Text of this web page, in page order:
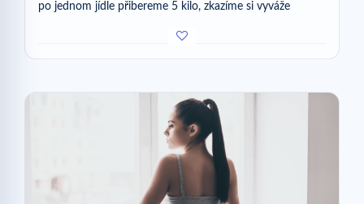
po jednom jídle přibereme 5 kilo, zkazíme si vyváže